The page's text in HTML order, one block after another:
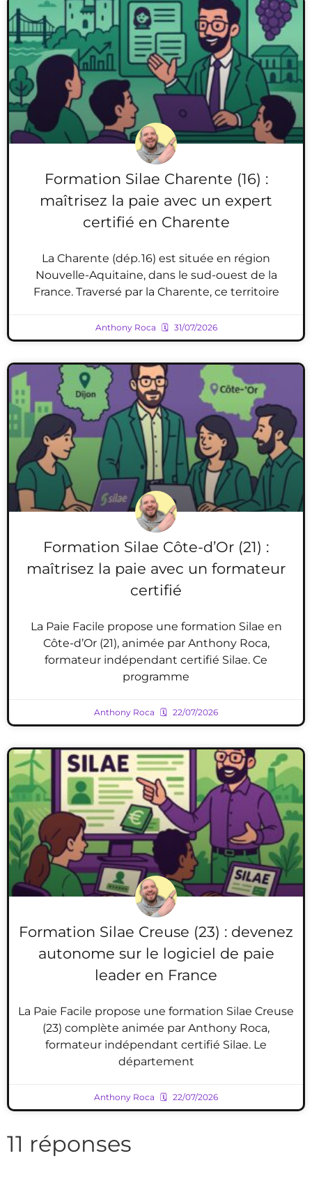
Formation Silae Charente (16) :
maîtrisez la paie avec un expert
certifié en Charente
La Charente (dép. 16) est située en région
Nouvelle-Aquitaine, dans le sud-ouest de la
France. Traversé par la Charente, ce territoire
Anthony Roca 31/07/2026
Formation Silae Côte-d’Or (21) :
maîtrisez la paie avec un formateur
certifié
La Paie Facile propose une formation Silae en
Côte-d’Or (21), animée par Anthony Roca,
formateur indépendant certifié Silae. Ce
programme
Anthony Roca 22/07/2026
Formation Silae Creuse (23) : devenez
autonome sur le logiciel de paie
leader en France
La Paie Facile propose une formation Silae Creuse
(23) complète animée par Anthony Roca,
formateur indépendant certifié Silae. Le
département
Anthony Roca 22/07/2026
11 réponses